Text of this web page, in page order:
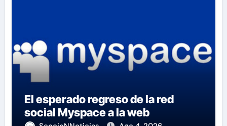
El esperado regreso de la red
social Myspace a la web